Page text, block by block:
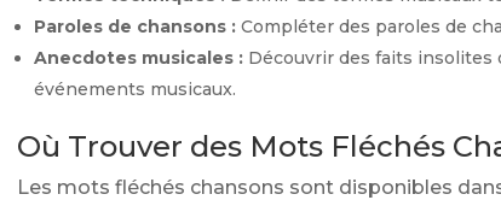
Paroles de chansons : Compléter des paroles de
Anecdotes musicales : Découvrir des faits insolites
événements musicaux.
Où Trouver des Mots Fléchés
Les mots fléchés chansons sont disponibles